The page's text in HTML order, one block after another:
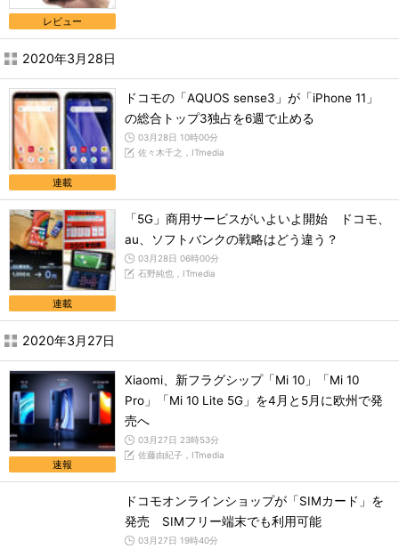
レビュー
2020年3月28日
連載
ドコモの「AQUOS sense3」が「iPhone 11」
の総合トップ3独占を6週で止める
03月28日 10時00分
佐々木千之，ITmedia
連載
「5G」商用サービスがいよいよ開始 ドコモ、
au、ソフトバンクの戦略はどう違う？
03月28日 06時00分
石野純也，ITmedia
2020年3月27日
速報
Xiaomi、新フラグシップ「Mi 10」「Mi 10
Pro」「Mi 10 Lite 5G」を4月と5月に欧州で発
売へ
03月27日 23時53分
佐藤由紀子，ITmedia
ドコモオンラインショップが「SIMカード」を
発売 SIMフリー端末でも利用可能
03月27日 19時40分